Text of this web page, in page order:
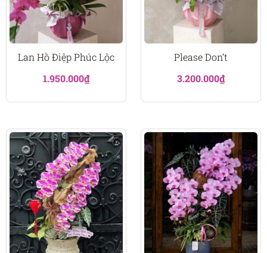
Lan Hồ Điệp Phúc Lộc
1.950.000₫
Please Don’t
3.200.000₫